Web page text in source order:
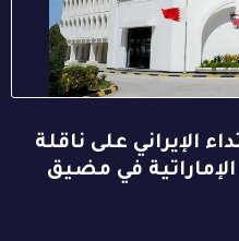
الإيراني على ناقلة
في مضيق